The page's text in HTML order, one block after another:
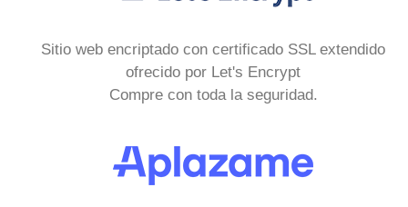
Sitio web encriptado con certificado SSL extendido
ofrecido por Let's Encrypt
Compre con toda la seguridad.